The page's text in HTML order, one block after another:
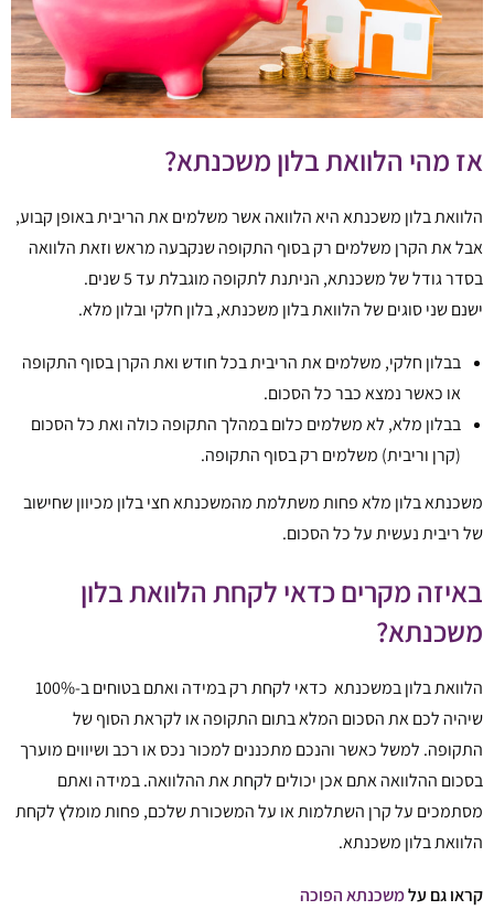
אז מהי הלוואת בלון משכנתא?
הלוואת בלון משכנתא היא הלוואה אשר משלמים את הריבית באופן קבוע,
אבל את הקרן משלמים רק בסוף התקופה שנקבעה מראש וזאת הלוואה
בסדר גודל של משכנתא, הניתנת לתקופה מוגבלת עד 5 שנים.
ישנם שני סוגים של הלוואת בלון משכנתא, בלון חלקי ובלון מלא.
בבלון חלקי, משלמים את הריבית בכל חודש ואת הקרן בסוף התקופה
או כאשר נמצא כבר כל הסכום.
בבלון מלא, לא משלמים כלום במהלך התקופה כולה ואת כל הסכום
(קרן וריבית) משלמים רק בסוף התקופה.
משכנתא בלון מלא פחות משתלמת מהמשכנתא חצי בלון מכיוון שחישוב
של ריבית נעשית על כל הסכום.
באיזה מקרים כדאי לקחת הלוואת בלון
משכנתא?
הלוואת בלון במשכנתא כדאי לקחת רק במידה ואתם בטוחים ב-100%
שיהיה לכם את הסכום המלא בתום התקופה או לקראת הסוף של
התקופה. למשל כאשר והנכם מתכננים למכור נכס או רכב ושיווים מוערך
בסכום ההלוואה אתם אכן יכולים לקחת את ההלוואה. במידה ואתם
מסתמכים על קרן השתלמות או על המשכורת שלכם, פחות מומלץ לקחת
הלוואת בלון משכנתא.
קראו גם עלמשכנתא הפוכה